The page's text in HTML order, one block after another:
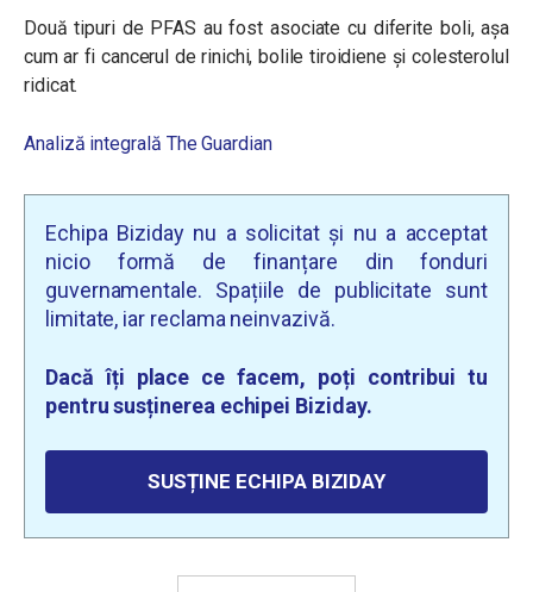
Două tipuri de PFAS au fost asociate cu diferite boli, așa
cum ar fi cancerul de rinichi, bolile tiroidiene și colesterolul
ridicat.
Analiză integrală The Guardian
Echipa Biziday nu a solicitat și nu a acceptat
nicio formă de finanțare din fonduri
guvernamentale. Spațiile de publicitate sunt
limitate, iar reclama neinvazivă.
Dacă îți place ce facem, poți contribui tu
pentru susținerea echipei Biziday.
SUSȚINE ECHIPA BIZIDAY